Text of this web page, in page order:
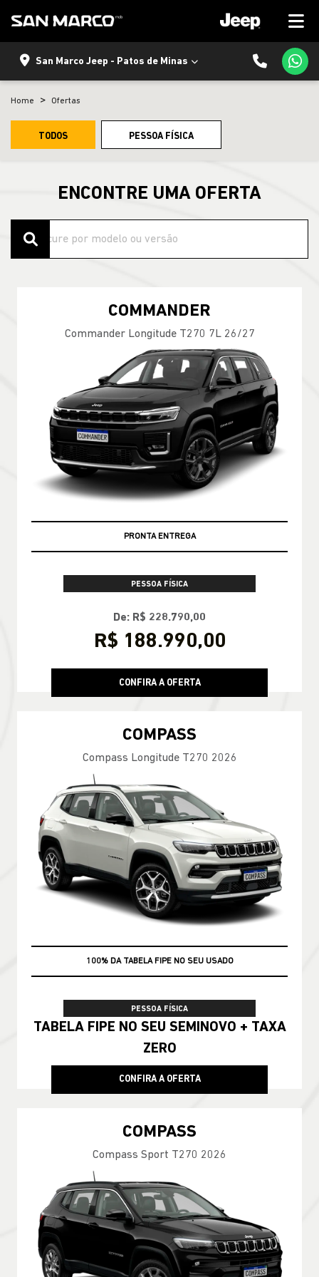
San Marco Jeep - Patos de Minas
Home Ofertas
TODOS PESSOA FÍSICA
ENCONTRE UMA OFERTA
COMMANDER
Commander Longitude T270 7L 26/27
PRONTA ENTREGA
PESSOA FÍSICA
De: R$ 228.790,00
R$ 188.990,00
CONFIRA A OFERTA
COMPASS
Compass Longitude T270 2026
100% DA TABELA FIPE NO SEU USADO
PESSOA FÍSICA
TABELA FIPE NO SEU SEMINOVO + TAXA
ZERO
CONFIRA A OFERTA
COMPASS
Compass Sport T270 2026